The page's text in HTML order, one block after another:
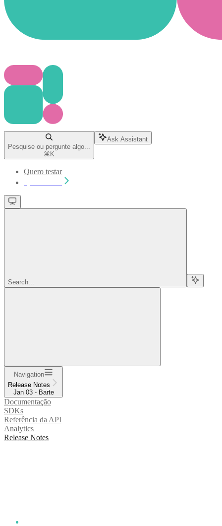
Pesquise ou pergunte algo...
⌘ K
Ask Assistant
Quero testar
Search...
Navigation
Release Notes
Jan 03 - Barte
Documentação
SDKs
Referência da API
Analytics
Release Notes